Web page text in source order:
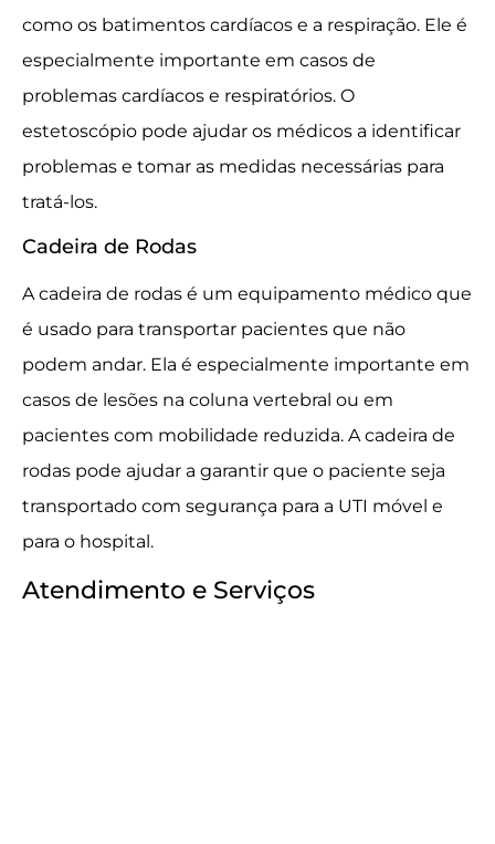
como os batimentos cardíacos e a respiração. Ele é
especialmente importante em casos de
problemas cardíacos e respiratórios. O
estetoscópio pode ajudar os médicos a identificar
problemas e tomar as medidas necessárias para
tratá-los.
Cadeira de Rodas
A cadeira de rodas é um equipamento médico que
é usado para transportar pacientes que não
podem andar. Ela é especialmente importante em
casos de lesões na coluna vertebral ou em
pacientes com mobilidade reduzida. A cadeira de
rodas pode ajudar a garantir que o paciente seja
transportado com segurança para a UTI móvel e
para o hospital.
Atendimento e Serviços